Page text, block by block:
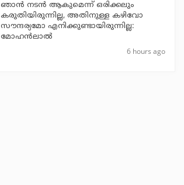
ഞാൻ നടൻ ആകുമെന്ന് ഒരിക്കലും
കരുതിയിരുന്നില്ല, അതിനുള്ള കഴിവോ
സൗന്ദര്യമോ എനിക്കുണ്ടായിരുന്നില്ല:
മോഹൻലാൽ
6 hours ago